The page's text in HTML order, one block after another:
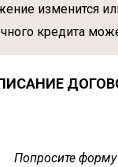
изменится
кредита
Попросите форму